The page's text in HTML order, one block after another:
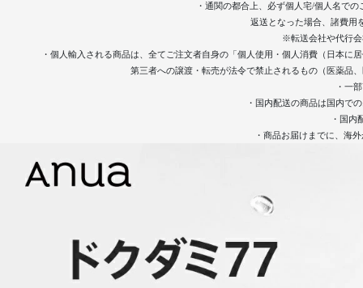
・通関の都合上、必ず個人宅/個人名で
返送となった場合、諸費用
※転送会社や代行会
・個人輸入される商品は、全てご注文者自身の「個人使用・個人消費（日本
第三者への譲渡・転売が法令で禁止されるもの（医薬品
・一
・国内配送の商品は国内で
・国内
・商品お届けまでに、海